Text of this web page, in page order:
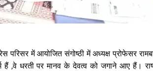
परिसर में आयोजित संगोष्ठी में अध्यक्ष प्रोफेसर
हैं ,वे धरती पर मानव के देवत्व को जगाने आए हैं।